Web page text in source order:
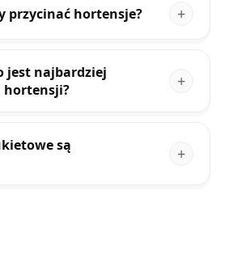
przycinać hortensje?
jest najbardziej
hortensji?
są